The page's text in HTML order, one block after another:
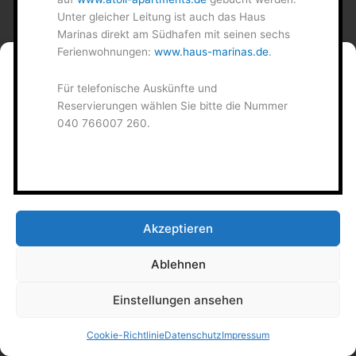
Cookie-Zustimmung
verwalten
Um dir ein optimales Erlebnis zu bieten, verwenden wir Technologien wie
Cookies, um Geräteinformationen zu speichern und/oder darauf
Akzeptieren
Ablehnen
Einstellungen ansehen
Cookie-RichtlinieDatenschutzImpressum
Unter gleicher Leitung ist auch das Haus
Marinas direkt am Südhafen mit seinen sechs
Ferienwohnungen: www.haus-marinas.de.
Für telefonische Auskünfte und
Reservierungen wählen Sie bitte die Nummer
040 766007 260.